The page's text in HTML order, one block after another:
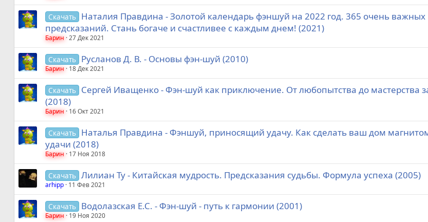
Скачать Наталия Правдина - Золотой календарь фэншуй на 2022 год. 365 очень важных
предсказаний. Стань богаче и счастливее с каждым днем! (2021)
Барин 27 Дек 2021
Скачать Русланов Д. В. - Основы фэн-шуй (2010)
Барин 18 Дек 2021
Скачать Сергей Иващенко - Фэн-шуй как приключение. От любопытства до мастерства
(2018)
Барин 16 Окт 2021
Скачать Наталья Правдина - Фэншуй, приносящий удачу. Как сделать ваш дом
удачи (2018)
Барин 17 Ноя 2018
Скачать Лилиан Ту - Китайская мудрость. Предсказания судьбы. Формула успеха (2005)
arhipp 11 Фев 2021
Скачать Водолазская Е.С. - Фэн-шуй - путь к гармонии (2001)
Барин 19 Ноя 2020